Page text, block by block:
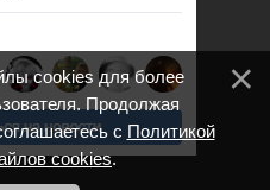
cookies для более
Продолжая
с Политикой
cookies.